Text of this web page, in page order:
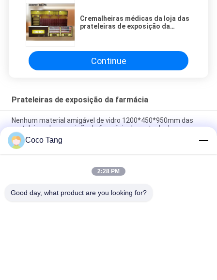
Cremalheiras médicas da loja das
prateleiras de exposição da
Continue
Prateleiras de exposição da farmácia
Nenhum material amigável de vidro 1200*450*950mm das
prateleiras de exposição da farmácia da porta do dano
Armário de medicina chinesa antigo, espessura do armário
0.6-1.5mm da farmácia do metal
Multi prateleiras de exposição da farmácia da função para o
Coco Tang
2:28 PM
Good day, what product are you looking for?